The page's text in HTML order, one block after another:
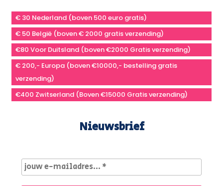
€ 30 Nederland (boven 500 euro gratis)
€ 50 België (boven € 2000 gratis verzending)
€80 Voor Duitsland (boven €2000 Gratis verzending)
€ 200,- Europa (boven €10000,- bestelling gratis
verzending)
€400 Zwitserland (Boven €15000 Gratis verzending)
Nieuwsbrief